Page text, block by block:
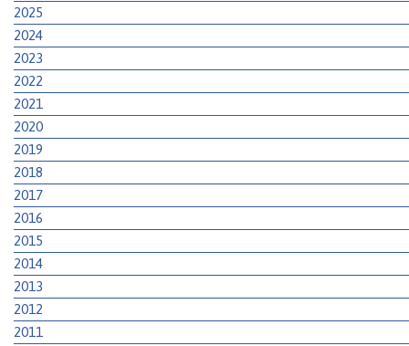
2025
2024
2023
2022
2021
2020
2019
2018
2017
2016
2015
2014
2013
2012
2011